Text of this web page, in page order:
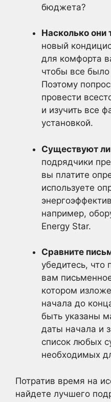
бюджета?
Насколько они
новый
для комфорта
чтобы все
Поэтому
провести
и изучить все
установкой.
Существуют
подрядчики
вы платите
используете
например,
Energy Star.
Сравните
убедитесь, что
вам
котором
начала до
быть указаны
даты начала и
список любых
необходимых
Потратив время на
найдете лучшего